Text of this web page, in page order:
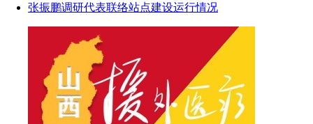
张振鹏调研代表联络站点建设运行情况